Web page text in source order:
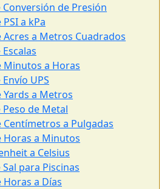
de Presión
a kPa
a Metros Cuadrados
a Horas
UPS
a Metros
de Metal
a Pulgadas
a Minutos
a Celsius
para Piscinas
a Días